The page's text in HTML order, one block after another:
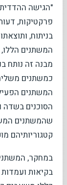
"הגישה
פרקטיקות,
בניתוח,
המשתנים הללו,
מבנה זה נותח
כמשתנים
המשתנים
הסוכנים בשדה
שהמשתנים
קטגוריותיהם
במחקר,
בקיאות